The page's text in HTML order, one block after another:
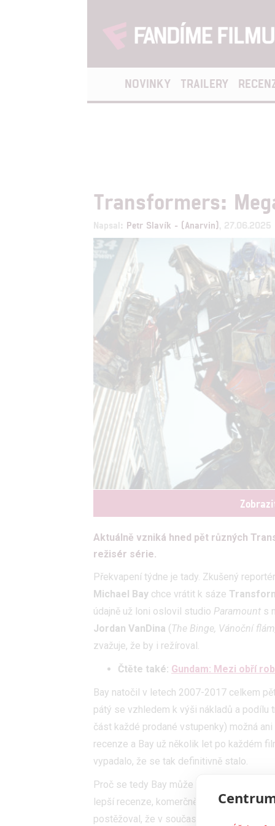
NOVINKY TRAILERY
Transformers:
Napsal: Petr Slavík - (Anarvin) , 27.06.2025
Aktuálně vzniká hned pět různých
režisér série.
Překvapení týdne je tady. Zkušený reportér
Michael Bay chce vrátit k sáze
údajně už loni oslovil studio Paramount s
Jordan VanDina (The Binge, Vánoční
zvažuje, že by i režíroval.
Čtěte také: Gundam: Mezi obří
Bay natočil v letech 2007-2017 celkem
pátý se vzhledem k výši nákladů a
část každé prodané vstupenky) možná ani
recenze a Bay už několik let po každém
vypadalo, že se tak definitivně stalo.
Proč se tedy Bay může vrátit? Ačkoliv
lepší recenze, komerčně si vedly všechny
postěžoval, že v současném Hollywoodu